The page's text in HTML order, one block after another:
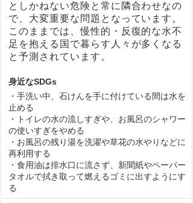
としかねない危険と常に隣合わせなの
で、大変重要な問題となっています。
このままでは、慢性的・反復的な水不
足を抱える国で暮らす人々が多くなる
と予測されています。
身近なSDGs
・手洗い中、石けんを手に付けている間は水を
止める
・トイレの水の流しすぎや、お風呂のシャワー
の使いすぎをやめる
・お風呂の残り湯を洗濯や草花の水やりなどに
再利用する
・食用油は排水口に流さず、新聞紙やペーパー
タオルで拭き取って燃えるゴミに出すようにす
る